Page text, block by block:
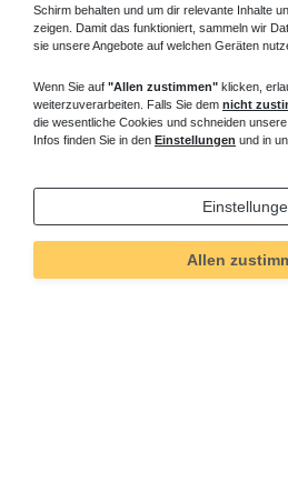
Merkmal
Schirm behalten und um dir relevante Inhalte
zeigen. Damit das funktioniert, sammeln wir
sie unsere Angebote auf welchen Geräten
Wenn Sie auf "Allen zustimmen" klicken,
weiterzuverarbeiten. Falls Sie dem nicht
die wesentliche Cookies und schneiden
Infos finden Sie in den Einstellungen und in
Allen